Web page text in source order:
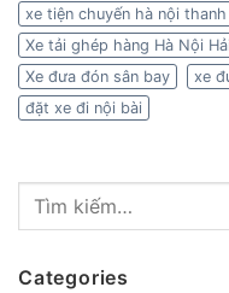
xe tiện chuyến hà nội
Xe tải ghép hàng Hà Nội
Xe đưa đón sân bay
xe
đặt xe đi nội bài
Categories